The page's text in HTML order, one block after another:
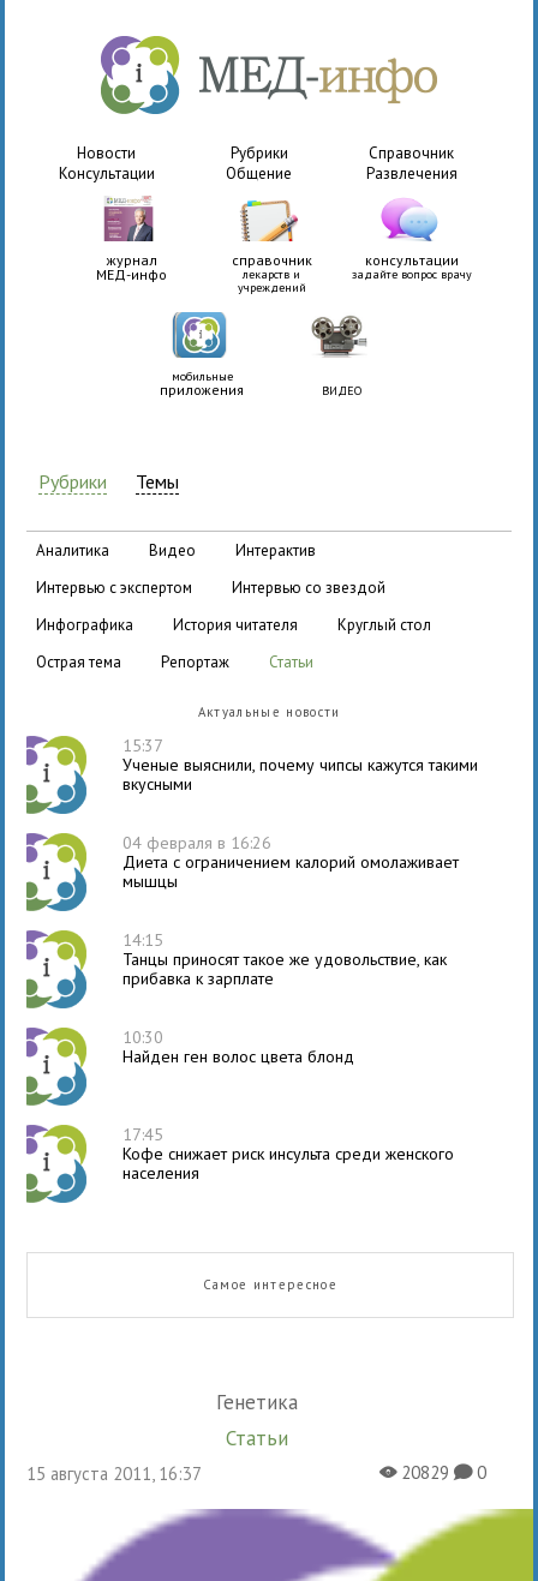
Новости Рубрики
Справочник
Консультации
Общение Развлечения
журнал
МЕД-инфо
справочник
лекарств и
учреждений
консультации
задайте вопрос врачу
мобильные
приложения ВИДЕО
Рубрики Темы
аналитика видео
интерактив
интервью с экспертом
интервью со звездой
инфографика
история читателя
круглый стол
острая тема
репортаж статьи
Актуальные новости
15:37
Ученые выяснили, почему чипсы кажутся такими
вкусными
04 февраля в 16:26
Диета с ограничением калорий омолаживает
мышцы
14:15
Танцы приносят такое же удовольствие, как
прибавка к зарплате
10:30
Найден ген волос цвета блонд
17:45
Кофе снижает риск инсульта среди женского
населения
Самое интересное
Генетика
Статьи
15 августа 2011, 16:37 X20829K0